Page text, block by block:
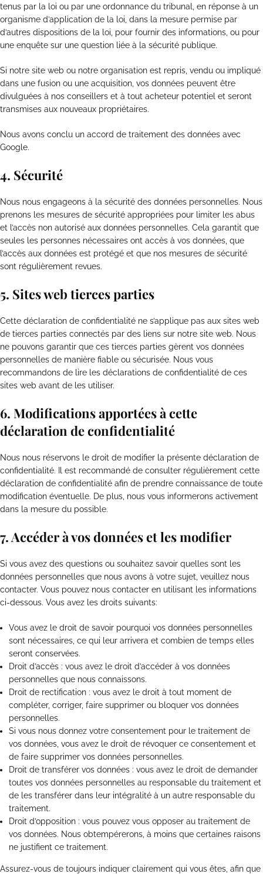
tenus par la loi ou par une ordonnance du tribunal, en réponse à un
organisme d’application de la loi, dans la mesure permise par
d’autres dispositions de la loi, pour fournir des informations, ou pour
une enquête sur une question liée à la sécurité publique.
Si notre site web ou notre organisation est repris, vendu ou impliqué
dans une fusion ou une acquisition, vos données peuvent être
divulguées à nos conseillers et à tout acheteur potentiel et seront
transmises aux nouveaux propriétaires.
Nous avons conclu un accord de traitement des données avec
Google.
4. Sécurité
Nous nous engageons à la sécurité des données personnelles. Nous
prenons les mesures de sécurité appropriées pour limiter les abus
et l’accès non autorisé aux données personnelles. Cela garantit que
seules les personnes nécessaires ont accès à vos données, que
l’accès aux données est protégé et que nos mesures de sécurité
sont régulièrement revues.
5. Sites web tierces parties
Cette déclaration de confidentialité ne s’applique pas aux sites web
de tierces parties connectés par des liens sur notre site web. Nous
ne pouvons garantir que ces tierces parties gèrent vos données
personnelles de manière fiable ou sécurisée. Nous vous
recommandons de lire les déclarations de confidentialité de ces
sites web avant de les utiliser.
6. Modifications apportées à cette
déclaration de confidentialité
Nous nous réservons le droit de modifier la présente déclaration de
confidentialité. Il est recommandé de consulter régulièrement cette
déclaration de confidentialité afin de prendre connaissance de toute
modification éventuelle. De plus, nous vous informerons activement
dans la mesure du possible.
7. Accéder à vos données et les modifier
Si vous avez des questions ou souhaitez savoir quelles sont les
données personnelles que nous avons à votre sujet, veuillez nous
contacter. Vous pouvez nous contacter en utilisant les informations
ci-dessous. Vous avez les droits suivants:
Vous avez le droit de savoir pourquoi vos données personnelles
sont nécessaires, ce qui leur arrivera et combien de temps elles
seront conservées.
Droit d’accès : vous avez le droit d’accéder à vos données
personnelles que nous connaissons.
Droit de rectification : vous avez le droit à tout moment de
compléter, corriger, faire supprimer ou bloquer vos données
personnelles.
Si vous nous donnez votre consentement pour le traitement de
vos données, vous avez le droit de révoquer ce consentement et
de faire supprimer vos données personnelles.
Droit de transférer vos données : vous avez le droit de demander
toutes vos données personnelles au responsable du traitement et
de les transférer dans leur intégralité à un autre responsable du
traitement.
Droit d’opposition : vous pouvez vous opposer au traitement de
vos données. Nous obtempérerons, à moins que certaines raisons
ne justifient ce traitement.
Assurez-vous de toujours indiquer clairement qui vous êtes, afin que